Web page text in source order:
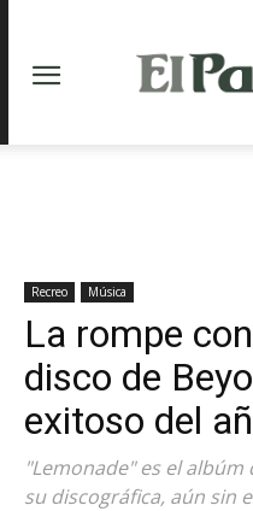
Recreo Música
La rompe
disco de
exitoso del
"Lemonade" es el
su discográfica, aún sin